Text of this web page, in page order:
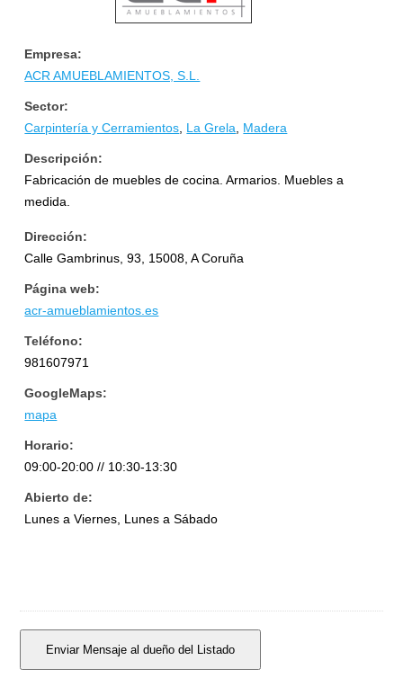
Empresa:
ACR AMUEBLAMIENTOS, S.L.
Sector:
Carpintería y Cerramientos La Grela Madera
Descripción:
Fabricación de muebles de cocina. Armarios. Muebles a
medida.
Dirección:
Calle Gambrinus, 93, 15008, A Coruña
Página web:
acr-amueblamientos.es
Teléfono:
981607971
GoogleMaps:
mapa
Horario:
09:00-20:00 // 10:30-13:30
Abierto de:
Lunes a Viernes, Lunes a Sábado